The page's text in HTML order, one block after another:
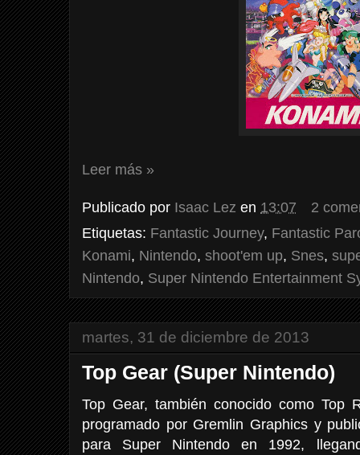
Leer más »
Publicado por Isaac Lez en 13:07
2
Etiquetas: Fantastic Journey, Fantastic
Konami, Nintendo, shoot'em up, Snes,
Nintendo, Super Nintendo Entertainment
martes, 31 de diciembre de 2013
Top Gear (Super Nintendo)
Top Gear, también conocido como Top
programado por Gremlin Graphics y
para Super Nintendo en 1992,